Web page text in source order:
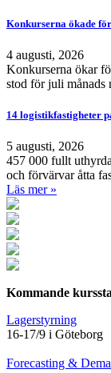
Konkurserna ökade
4 augusti, 2026
Konkurserna ökar
stod för juli månads
14 logistikfastigheter
5 augusti, 2026
457 000 fullt
och förvärvar åtta
Läs mer »
Kommande
Lagerstyrning
16-17/9 i Göteborg
Forecasting &